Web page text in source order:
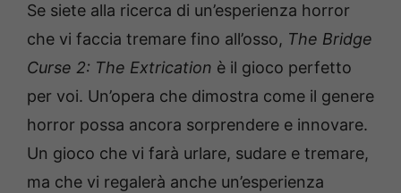
Se siete alla ricerca di un’esperienza horror
che vi faccia tremare fino all’osso, The Bridge
Curse 2: The Extrication è il gioco perfetto
per voi. Un’opera che dimostra come il genere
horror possa ancora sorprendere e innovare.
Un gioco che vi farà urlare, sudare e tremare,
ma che vi regalerà anche un’esperienza